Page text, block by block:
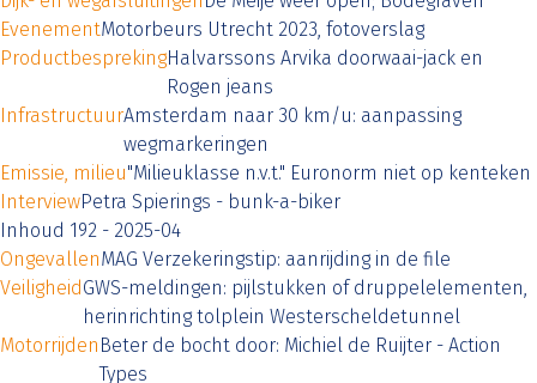
EvenementMotorbeurs Utrecht 2023, fotoverslag
ProductbesprekingHalvarssons Arvika doorwaai-jack en
Rogen jeans
InfrastructuurAmsterdam naar 30 km/u: aanpassing
wegmarkeringen
Emissie, milieu"Milieuklasse n.v.t." Euronorm niet op kenteken
InterviewPetra Spierings - bunk-a-biker
Inhoud 192 - 2025-04
OngevallenMAG Verzekeringstip: aanrijding in de file
VeiligheidGWS-meldingen: pijlstukken of druppelelementen,
herinrichting tolplein Westerscheldetunnel
Motorrijden Beter de bocht door: Michiel de Ruijter - Action
Types